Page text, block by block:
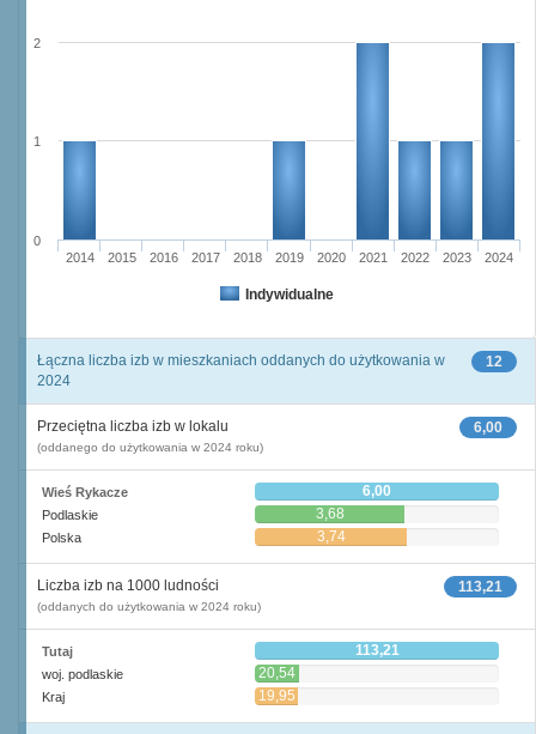
Indywidualne
2014 2015 2016 2017 2018 2019 2020 2021 2022 2023 2024
0
1
2
12
Łączna liczba izb w mieszkaniach oddanych do użytkowania w
2024
6,00
Przeciętna liczba izb w lokalu
(oddanego do użytkowania w 2024 roku)
Wieś Rykacze 6,00
Podlaskie 3,68
Polska 3,74
113,21
Liczba izb na 1000 ludności
(oddanych do użytkowania w 2024 roku)
Tutaj 113,21
woj. podlaskie 20,54
Kraj 19,95